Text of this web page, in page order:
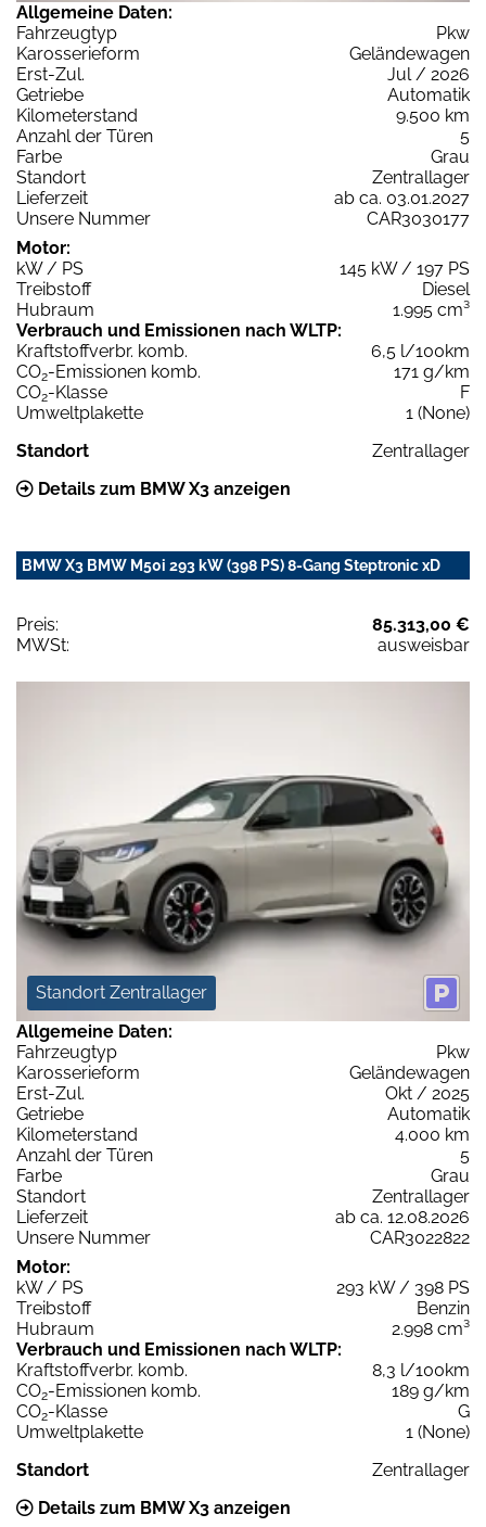
Allgemeine Daten:
Fahrzeugtyp
Pkw
Karosserieform
Geländewagen
Erst-Zul.
Jul / 2026
Getriebe
Automatik
Kilometerstand
9.500 km
Anzahl der Türen
5
Farbe
Grau
Standort
Zentrallager
Lieferzeit
ab ca. 03.01.2027
Unsere Nummer
CAR3030177
Motor:
kW / PS
145 kW / 197 PS
Treibstoff
Diesel
Hubraum
1.995 cm³
Verbrauch und Emissionen nach WLTP:
Kraftstoffverbr. komb.
6,5 l/100km
CO2-Emissionen komb.
171 g/km
CO2-Klasse
F
Umweltplakette
1 (None)
Standort
Zentrallager
Details zum BMW X3 anzeigen
BMW X3 BMW M50i 293 kW (398 PS) 8-Gang Steptronic xD
Preis:
85.313,00 €
MWSt:
ausweisbar
Standort Zentrallager
Allgemeine Daten:
Fahrzeugtyp
Pkw
Karosserieform
Geländewagen
Erst-Zul.
Okt / 2025
Getriebe
Automatik
Kilometerstand
4.000 km
Anzahl der Türen
5
Farbe
Grau
Standort
Zentrallager
Lieferzeit
ab ca. 12.08.2026
Unsere Nummer
CAR3022822
Motor:
kW / PS
293 kW / 398 PS
Treibstoff
Benzin
Hubraum
2.998 cm³
Verbrauch und Emissionen nach WLTP:
Kraftstoffverbr. komb.
8,3 l/100km
CO2-Emissionen komb.
189 g/km
CO2-Klasse
G
Umweltplakette
1 (None)
Standort
Zentrallager
Details zum BMW X3 anzeigen